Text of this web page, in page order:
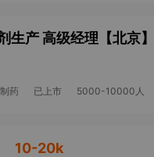
生产 高级经理 【北京】
制药 已上市 5000-10000人
10-20k